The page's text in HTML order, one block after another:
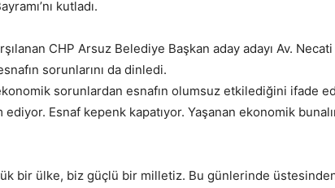
kutladı.
CHP Arsuz Belediye Başkan aday adayı Av. Necati
sorunlarını da dinledi.
sorunlardan esnafın olumsuz etkilediğini ifade
ediyor. Esnaf kepenk kapatıyor. Yaşanan ekonomik
bir ülke, biz güçlü bir milletiz. Bu günlerinde